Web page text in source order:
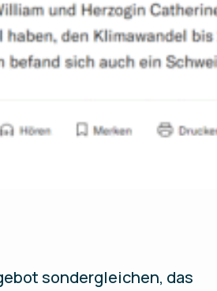
sondergleichen, das